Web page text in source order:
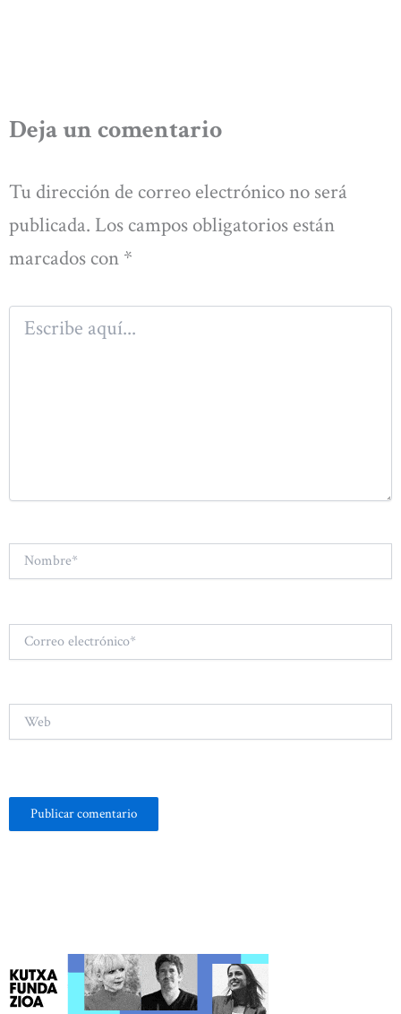
Deja un comentario
Tu dirección de correo electrónico no será
publicada. Los campos obligatorios están
marcados con *
aquí...
Nombre*
electrónico*